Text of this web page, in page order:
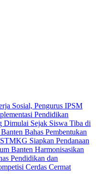
Sosial, Pengurus IPSM
Pendidikan
Dimulai Sejak Siswa Tiba di
Bahas Pembentukan
STMKG Siapkan Pendanaan
Banten Harmonisasikan
Pendidikan dan
Cerdas Cermat